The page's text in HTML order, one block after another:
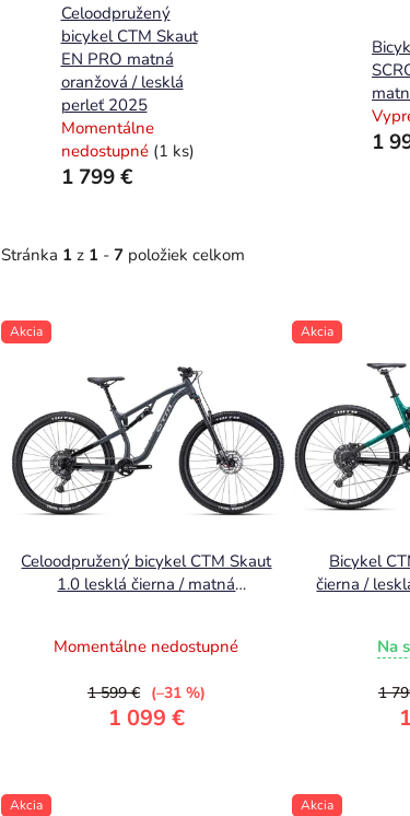
Celoodpružený
bicykel CTM Skaut
EN PRO matná
oranžová / lesklá
perleť 2025
Momentálne
nedostupné (1 ks)
1 799 €
1
Stránka 1 z 1 - 7 položiek celkom
V
ý
s
p
Akcia
Celoodpružený bicykel CTM Skaut
1.0 lesklá čierna / matná
Momentálne nedostupné
1 099 €
1 599 € (–31 %)
Akcia
Bicykel
čierna /
Na
1
Akcia Akcia